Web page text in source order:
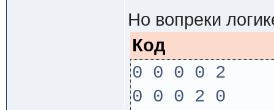
Но вопреки
Код
0 0 0 0 2
0 0 0 2 0